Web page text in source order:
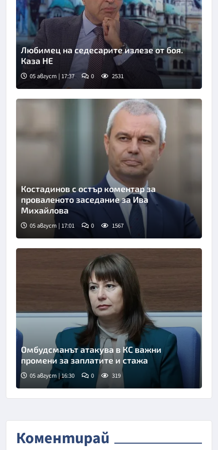
Любимец на седесарите излезе от боя.
Каза НЕ
05 август | 17:37 0 2531
Костадинов с остър коментар за
проваленото заседание за Ива
Михайлова
05 август | 17:01 0 1567
Омбудсманът атакува в КС важни
промени за заплатите и стажа
05 август | 16:30 0 319
Коментирай